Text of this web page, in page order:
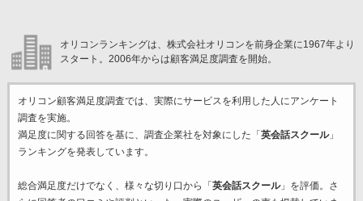
オリコンランキングは、株式会社オリコンを前身企業に1967年より
スタート。2006年からは顧客満足度調査を開始。
オリコン顧客満足度調査では、実際にサービスを利用した 人にアンケート
調査を実施。
満足度に関する回答を基に、調査企業社を対象にした「 英会話スクール」
ランキングを発表しています。
総合満足度だけでなく、様々な切り口から「 英会話スクール」を評価。さ